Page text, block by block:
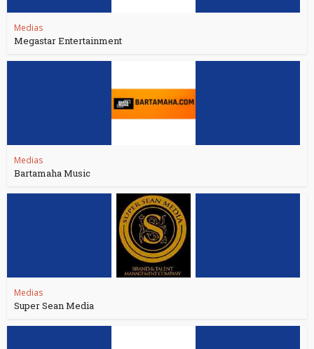
Medias
Megastar Entertainment
Medias
Bartamaha Music
Medias
Super Sean Media